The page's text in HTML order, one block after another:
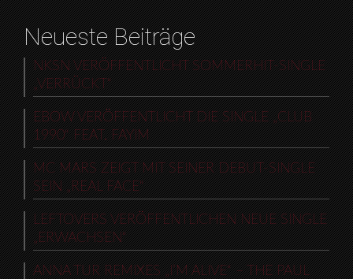
Neueste Beiträge
NKSN VERÖFFENTLICHT SOMMERHIT-SINGLE
„VERRÜCKT“
EBOW VERÖFFENTLICHT DIE SINGLE „CLUB
1990“ FEAT. FAYIM
MC MARS ZEIGT MIT SEINER DEBUT-SINGLE
SEIN „REAL FACE“
LEFTOVERS VERÖFFENTLICHEN NEUE SINGLE
„ERWACHSEN“
ANNA TUR REMIXES „I’M ALIVE“ – THE PAUL